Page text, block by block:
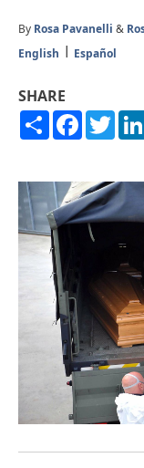
By Rosa Pavanelli &
English
Español
SHARE
Share